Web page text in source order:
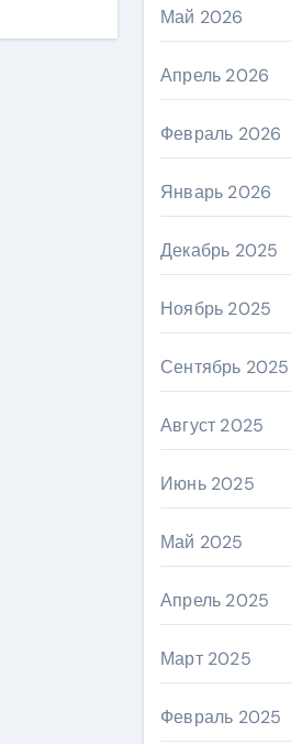
Май 2026
Апрель 2026
Февраль 2026
Январь 2026
Декабрь 2025
Ноябрь 2025
Сентябрь 2025
Август 2025
Июнь 2025
Май 2025
Апрель 2025
Март 2025
Февраль 2025